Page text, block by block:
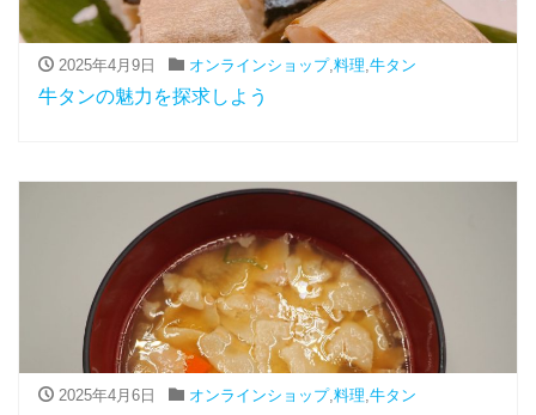
2025年4月9日 オンラインショップ,料理,牛タン
牛タンの魅力を探求しよう
2025年4月6日 オンラインショップ, 料理 牛タン